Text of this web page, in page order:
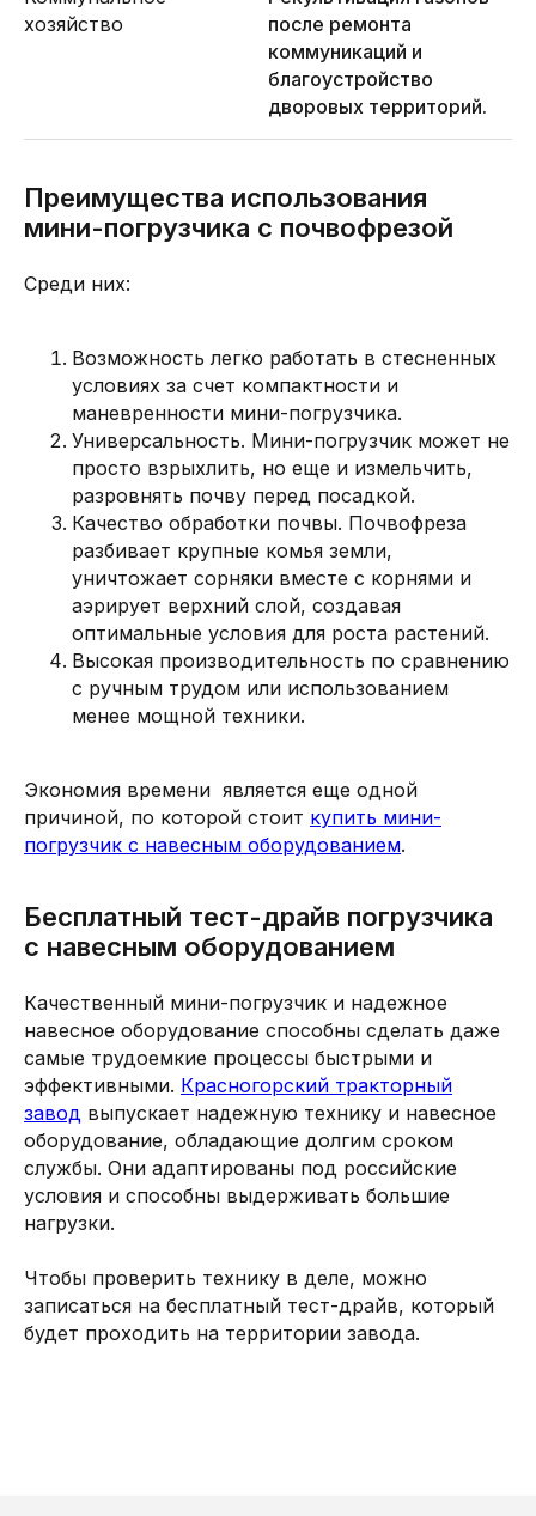
хозяйство
после ремонта
коммуникаций и
благоустройство
дворовых территорий.
Преимущества использования
мини-погрузчика с почвофрезой
Среди них:
Возможность легко работать в стесненных
условиях за счет компактности и
маневренности мини-погрузчика.
Универсальность. Мини-погрузчик может не
просто взрыхлить, но еще и измельчить,
разровнять почву перед посадкой.
Качество обработки почвы. Почвофреза
разбивает крупные комья земли,
уничтожает сорняки вместе с корнями и
аэрирует верхний слой, создавая
оптимальные условия для роста растений.
Высокая производительность по сравнению
с ручным трудом или использованием
менее мощной техники.
Экономия времени является еще одной
причиной, по которой стоит купить мини-
погрузчик с навесным оборудованием.
Бесплатный тест-драйв погрузчика
с навесным оборудованием
Качественный мини-погрузчик и надежное
навесное оборудование способны сделать даже
самые трудоемкие процессы быстрыми и
эффективными. Красногорский тракторный
завод выпускает надежную технику и навесное
оборудование, обладающие долгим сроком
службы. Они адаптированы под российские
условия и способны выдерживать большие
нагрузки.
Чтобы проверить технику в деле, можно
записаться на бесплатный тест-драйв, который
будет проходить на территории завода.